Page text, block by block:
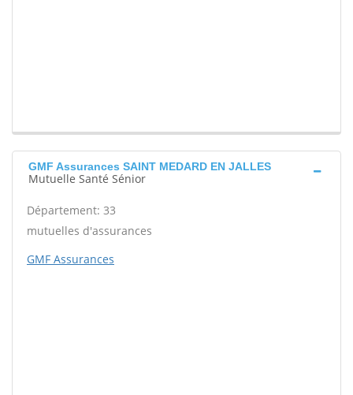
GMF Assurances SAINT MEDARD EN JALLES
Mutuelle Santé Sénior
Département: 33
mutuelles d'assurances
GMF Assurances